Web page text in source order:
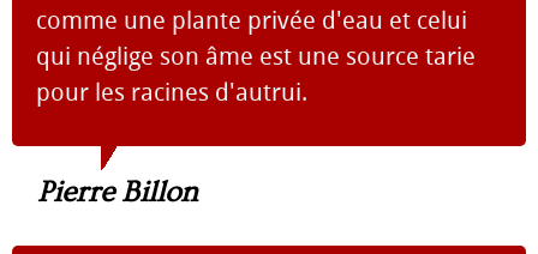
comme une plante privée d'eau et celui
qui néglige son âme est une source tarie
pour les racines d'autrui.
Pierre Billon